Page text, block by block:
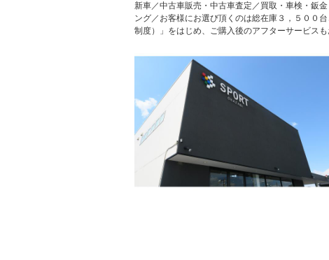
－ レンタカーアップ － 展示・試乗車
LEDヘッドランプ － HID(キセノン
ETC － エアロ
ランフラットタイヤ パワーシート
フルフラットシート
シートヒーター －
フロントカメラ シートエアコン
ルーフレール エアサスペン
新車／中古車販売・中古車査定／買取・車検・鈑
ング／お客様にお選び頂くのは総在庫３，５００
制度）」をはじめ、ご購入後のアフターサービスも